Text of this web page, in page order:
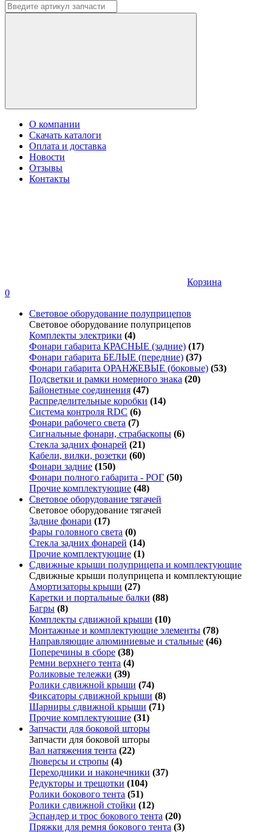
О компании
Скачать каталоги
Оплата и доставка
Новости
Отзывы
Контакты
Корзина
0
Световое оборудование полуприцепов
Световое оборудование полуприцепов
Комплекты электрики (4)
Фонари габарита КРАСНЫЕ (задние) (17)
Фонари габарита БЕЛЫЕ (передние) (37)
Фонари габарита ОРАНЖЕВЫЕ (боковые) (53)
Подсветки и рамки номерного знака (20)
Байонетные соединения (47)
Распределительные коробки (14)
Система контроля RDC (6)
Фонари рабочего света (7)
Сигнальные фонари, страбаскопы (6)
Стекла задних фонарей (21)
Кабели, вилки, розетки (60)
Фонари задние (150)
Фонари полного габарита - РОГ (50)
Прочие комплектующие (48)
Световое оборудование тягачей
Световое оборудование тягачей
Задние фонари (17)
Фары головного света (0)
Стекла задних фонарей (14)
Прочие комплектующие (1)
Сдвижные крыши полуприцепа и комплектующие
Сдвижные крыши полуприцепа и комплектующие
Амортизаторы крыши (27)
Каретки и портальные балки (88)
Багры (8)
Комплекты сдвижной крыши (10)
Монтажные и комплектующие элементы (78)
Направляющие алюминиевые и стальные (46)
Поперечины в сборе (38)
Ремни верхнего тента (4)
Роликовые тележки (39)
Ролики сдвижной крыши (74)
Фиксаторы сдвижной крыши (8)
Шарниры сдвижной крыши (71)
Прочие комплектующие (31)
Запчасти для боковой шторы
Запчасти для боковой шторы
Вал натяжения тента (22)
Люверсы и стропы (4)
Переходники и наконечники (37)
Редукторы и трещотки (104)
Ролики бокового тента (51)
Ролики сдвижной стойки (12)
Эспандер и трос бокового тента (20)
Пряжки для ремня бокового тента (3)